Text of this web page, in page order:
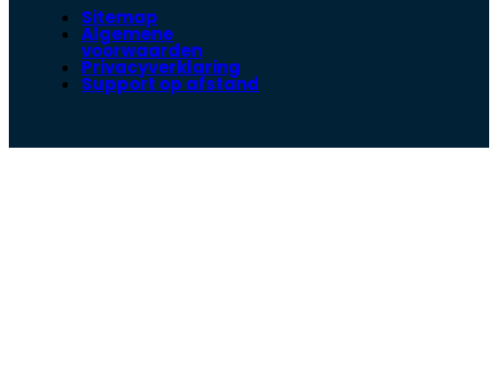
Sitemap
Algemene
voorwaarden
Privacyverklaring
Support op afstand